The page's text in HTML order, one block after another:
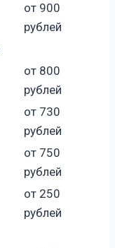
от 900
рублей
от 800
рублей
от 730
рублей
от 750
рублей
от 250
рублей